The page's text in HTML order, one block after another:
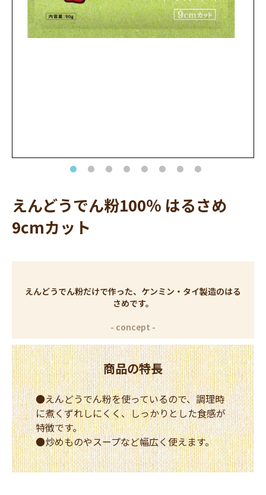
えんどうでん粉100％ はるさめ
9cmカット
えんどうでん粉だけで作った、ケンミン・タイ製造のはる
さめです。
商品の特長
●えんどうでん粉を使っているので、調理時
に煮くずれしにくく、しっかりとした食感が
特徴です。
●炒めものやスープなど幅広く使えます。